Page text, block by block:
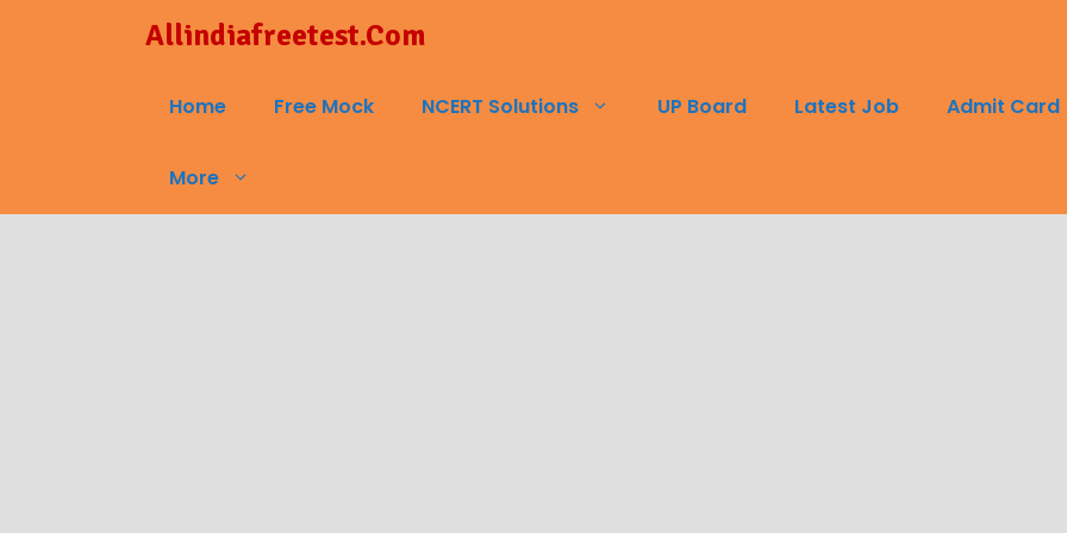
Allindiafreetest.Com
Home Free Mock NCERT Solutions UP Board Latest Job Admit Card
More